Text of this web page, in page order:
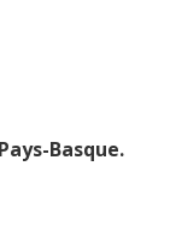
Basque.